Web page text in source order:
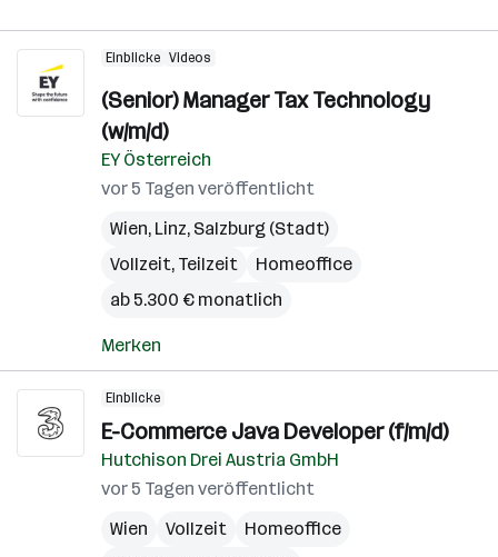
Einblicke Videos
(Senior) Manager Tax Technology
(w/m/d)
EY Österreich
vor 5 Tagen veröffentlicht
Wien, Linz, Salzburg (Stadt)
Vollzeit, Teilzeit
Homeoffice
ab 5.300 € monatlich
Merken
Einblicke
E-Commerce Java Developer (f/m/d)
Hutchison Drei Austria GmbH
vor 5 Tagen veröffentlicht
Wien
Vollzeit
Homeoffice